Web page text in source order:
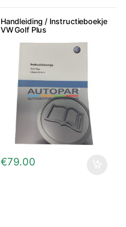
Handleiding / Instructieboekje
VW Golf Plus
€79.00